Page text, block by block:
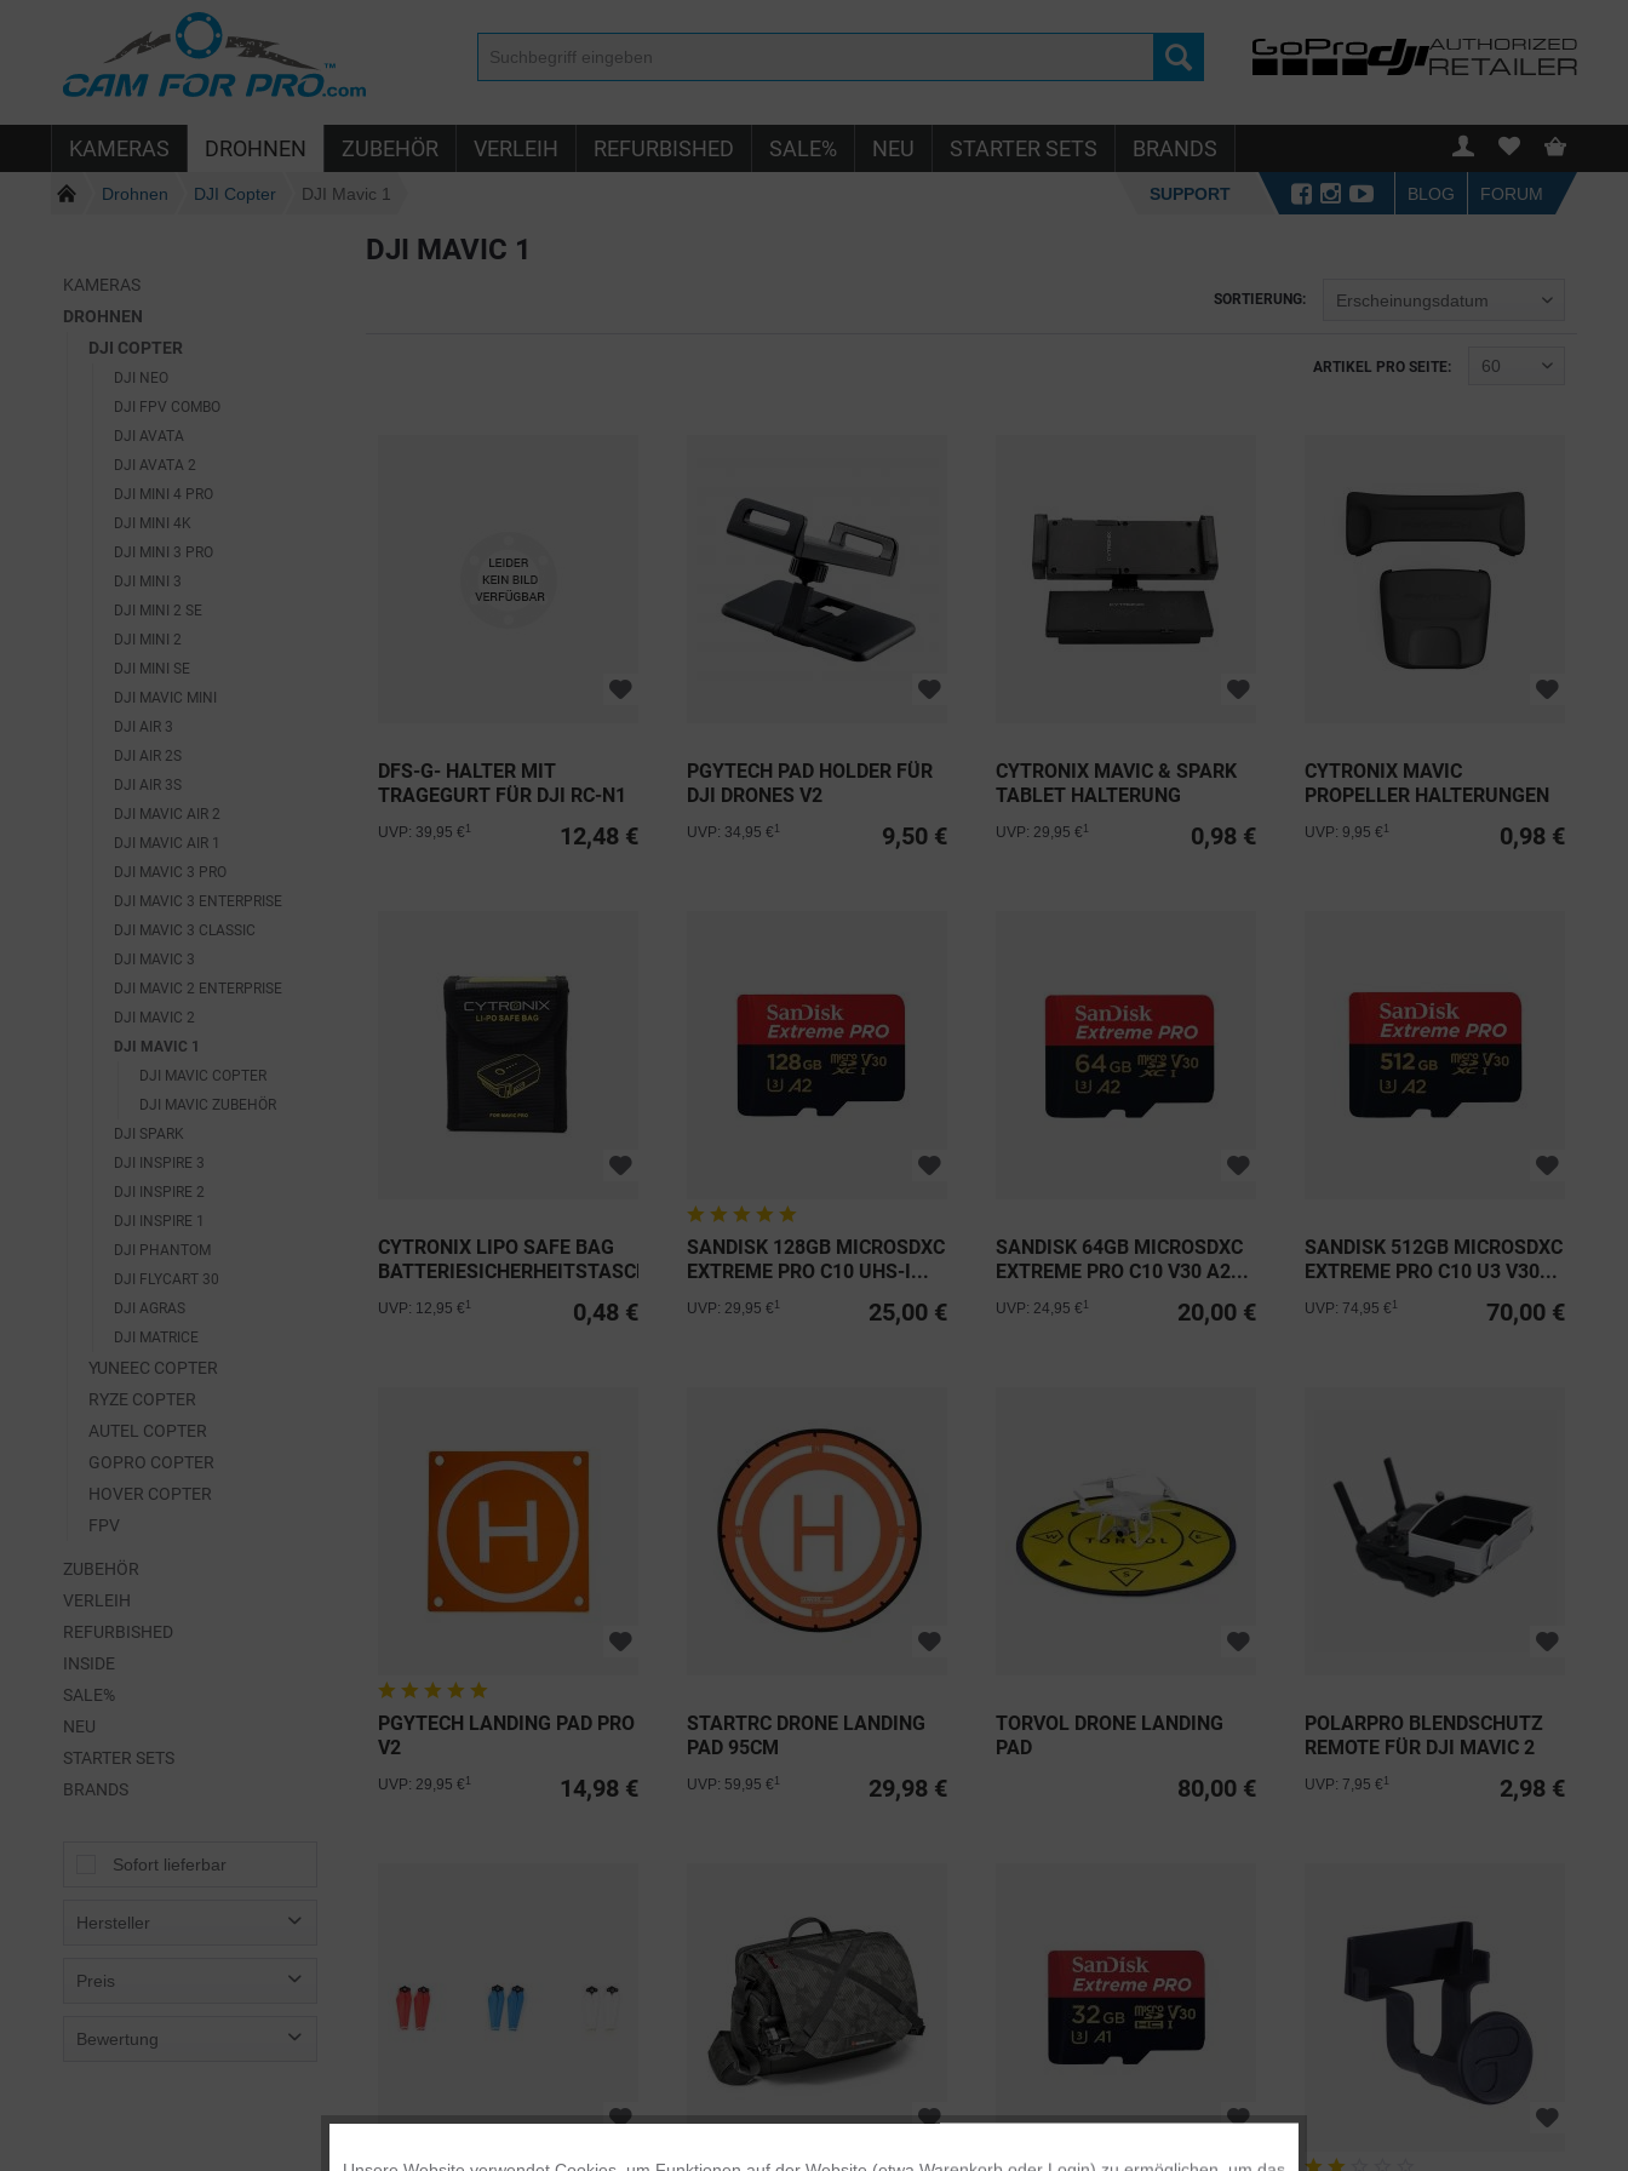
KAMERAS DROHNEN ZUBEHÖR VERLEIH REFURBISHED SALE% NEU STARTER SETS BRANDS
Drohnen DJI Copter DJI Mavic 1 SUPPORT BLOG FORUM
KAMERAS
DROHNEN
DJI COPTER
DJI NEO
DJI FPV COMBO
DJI AVATA
DJI AVATA 2
DJI MINI 4 PRO
DJI MINI 4K
DJI MINI 3 PRO
DJI MINI 3
DJI MINI 2 SE
DJI MINI 2
DJI MINI SE
DJI MAVIC MINI
DJI AIR 3
DJI AIR 2S
DJI AIR 3S
DJI MAVIC AIR 2
DJI MAVIC AIR 1
DJI MAVIC 3 PRO
DJI MAVIC 3 ENTERPRISE
DJI MAVIC 3 CLASSIC
DJI MAVIC 3
DJI MAVIC 2 ENTERPRISE
DJI MAVIC 2
DJI MAVIC 1
DJI MAVIC COPTER
DJI MAVIC ZUBEHÖR
DJI SPARK
DJI INSPIRE 3
DJI INSPIRE 2
DJI INSPIRE 1
DJI PHANTOM
DJI FLYCART 30
DJI AGRAS
DJI MATRICE
YUNEEC COPTER
RYZE COPTER
AUTEL COPTER
GOPRO COPTER
HOVER COPTER
FPV
ZUBEHÖR
VERLEIH
REFURBISHED
INSIDE
SALE%
NEU
STARTER SETS
BRANDS
Sofort lieferbar
Hersteller
AHLTec
DFS-G-
Preis
Bewertung
DJI MAVIC 1
SORTIERUNG:
ARTIKEL PRO SEITE:
DFS-G- HALTER MIT
TRAGEGURT FÜR DJI RC-N1
12,48 €
UVP: 39,95 €
PGYTECH PAD HOLDER FÜR
DJI DRONES V2
9,50 €
UVP: 34,95 €
CYTRONIX MAVIC & SPARK
TABLET HALTERUNG
0,98 €
UVP: 29,95 €
CYTRONIX MAVIC
PROPELLER HALTERUNGEN
0,98 €
UVP: 9,95 €
CYTRONIX LIPO SAFE BAG
BATTERIESICHERHEITSTASCHE
0,48 €
UVP: 12,95 €
SANDISK 128GB MICROSDXC
EXTREME PRO C10 UHS-I...
25,00 €
UVP: 29,95 €
SANDISK 64GB MICROSDXC
EXTREME PRO C10 V30 A2...
20,00 €
UVP: 24,95 €
SANDISK 512GB MICROSDXC
EXTREME PRO C10 U3 V30...
70,00 €
UVP: 74,95 €
PGYTECH LANDING PAD PRO
V2
14,98 €
UVP: 29,95 €
STARTRC DRONE LANDING
PAD 95CM
29,98 €
UVP: 59,95 €
TORVOL DRONE LANDING
PAD
80,00 €
POLARPRO BLENDSCHUTZ
REMOTE FÜR DJI MAVIC 2
2,98 €
UVP: 7,95 €